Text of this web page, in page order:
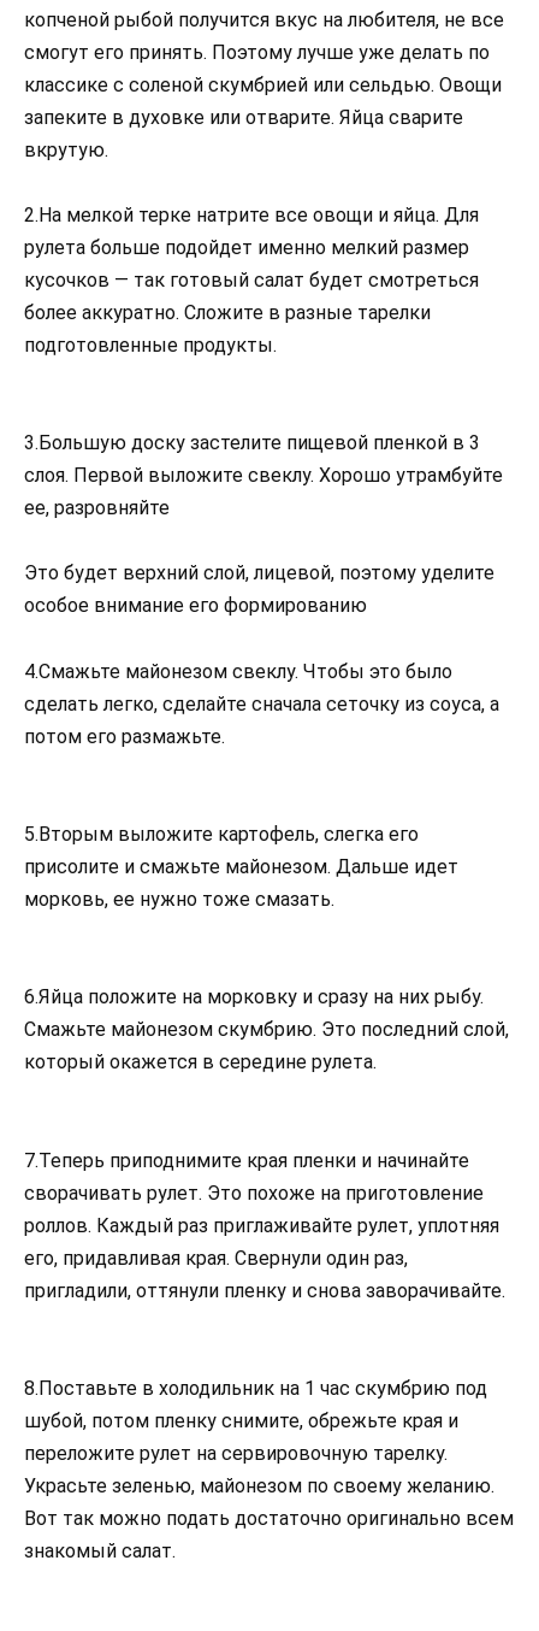
копченой рыбой получится вкус на любителя, не все
смогут его принять. Поэтому лучше уже делать по
классике с соленой скумбрией или сельдью. Овощи
запеките в духовке или отварите. Яйца сварите
вкрутую.
2.На мелкой терке натрите все овощи и яйца. Для
рулета больше подойдет именно мелкий размер
кусочков — так готовый салат будет смотреться
более аккуратно. Сложите в разные тарелки
подготовленные продукты.
3.Большую доску застелите пищевой пленкой в 3
слоя. Первой выложите свеклу. Хорошо утрамбуйте
ее, разровняйте
Это будет верхний слой, лицевой, поэтому уделите
особое внимание его формированию
4.Смажьте майонезом свеклу. Чтобы это было
сделать легко, сделайте сначала сеточку из соуса, а
потом его размажьте.
5.Вторым выложите картофель, слегка его
присолите и смажьте майонезом. Дальше идет
морковь, ее нужно тоже смазать.
6.Яйца положите на морковку и сразу на них рыбу.
Смажьте майонезом скумбрию. Это последний слой,
который окажется в середине рулета.
7.Теперь приподнимите края пленки и начинайте
сворачивать рулет. Это похоже на приготовление
роллов. Каждый раз приглаживайте рулет, уплотняя
его, придавливая края. Свернули один раз,
пригладили, оттянули пленку и снова заворачивайте.
8.Поставьте в холодильник на 1 час скумбрию под
шубой, потом пленку снимите, обрежьте края и
переложите рулет на сервировочную тарелку.
Украсьте зеленью, майонезом по своему желанию.
Вот так можно подать достаточно оригинально всем
знакомый салат.